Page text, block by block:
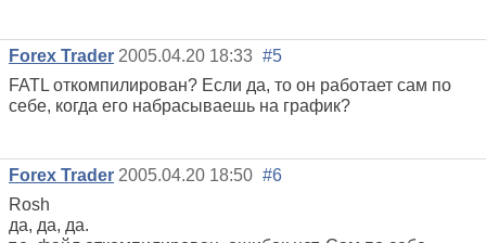
Forex Trader 2005.04.20 18:33 #5
FATL откомпилирован? Если да, то он работает сам по
себе, когда его набрасываешь на график?
Forex Trader 2005.04.20 18:50 #6
Rosh
да, да, да.